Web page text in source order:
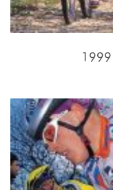
1999